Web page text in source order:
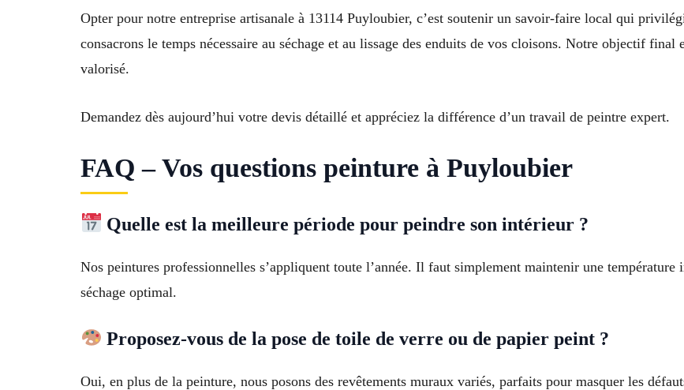
Opter pour notre entreprise artisanale à 13114 Puyloubier, c’est soutenir un savoir-faire local qui
consacrons le temps nécessaire au séchage et au lissage des enduits de vos cloisons. Notre objectif
valorisé.
Demandez dès aujourd’hui votre devis détaillé et appréciez la différence d’un travail de peintre expert.
FAQ – Vos questions peinture à Puyloubier
Quelle est la meilleure période pour peindre son intérieur ?
Nos peintures professionnelles s’appliquent toute l’année. Il faut simplement maintenir une
séchage optimal.
Proposez-vous de la pose de toile de verre ou de papier peint ?
Oui, en plus de la peinture, nous posons des revêtements muraux variés, parfaits pour masquer les